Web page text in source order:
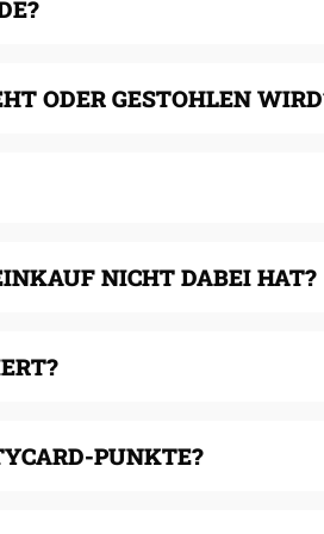
ODER GESTOHLEN
NICHT DABEI HAT?
PUNKTE?